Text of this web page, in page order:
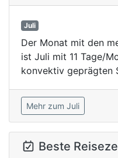
Juli
Der Monat mit den
ist Juli mit 11 Tage/
konvektiv geprägten
Mehr zum Juli
Beste